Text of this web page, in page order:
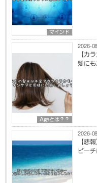
マインド
Ageとは？？
2026-
【カ
髪にも
2026-
【悲
ビー